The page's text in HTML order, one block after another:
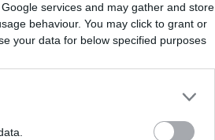
services and may gather and store
behaviour. You may click to grant or
your data for below specified purposes